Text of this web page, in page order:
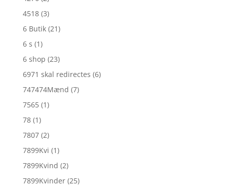
4518 (3)
6 Butik (21)
6 s (1)
6 shop (23)
6971 skal redirectes (6)
747474Mænd (7)
7565 (1)
78 (1)
7807 (2)
7899Kvi (1)
7899Kvind (2)
7899Kvinder (25)